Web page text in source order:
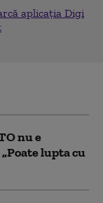
aplicația Digi
nu e
lupta cu